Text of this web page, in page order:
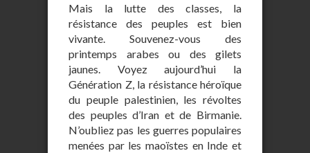
Mais la lutte des classes, la
résistance des peuples est bien
vivante. Souvenez-vous des
printemps arabes ou des gilets
jaunes. Voyez aujourd’hui la
Génération Z, la résistance héroïque
du peuple palestinien, les révoltes
des peuples d’Iran et de Birmanie.
N’oubliez pas les guerres populaires
menées par les maoïstes en Inde et